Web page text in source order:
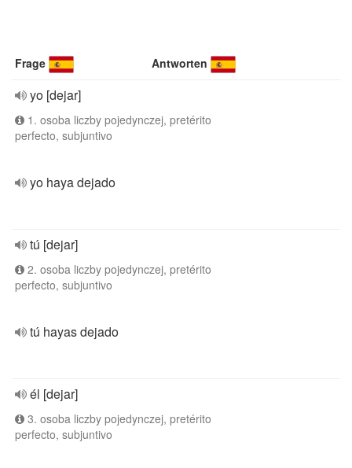
Frage Antworten
yo [dejar]
1. osoba liczby pojedynczej, pretérito
perfecto, subjuntivo
yo haya dejado
tú [dejar]
2. osoba liczby pojedynczej, pretérito
perfecto, subjuntivo
tú hayas dejado
él [dejar]
3. osoba liczby pojedynczej, pretérito
perfecto, subjuntivo